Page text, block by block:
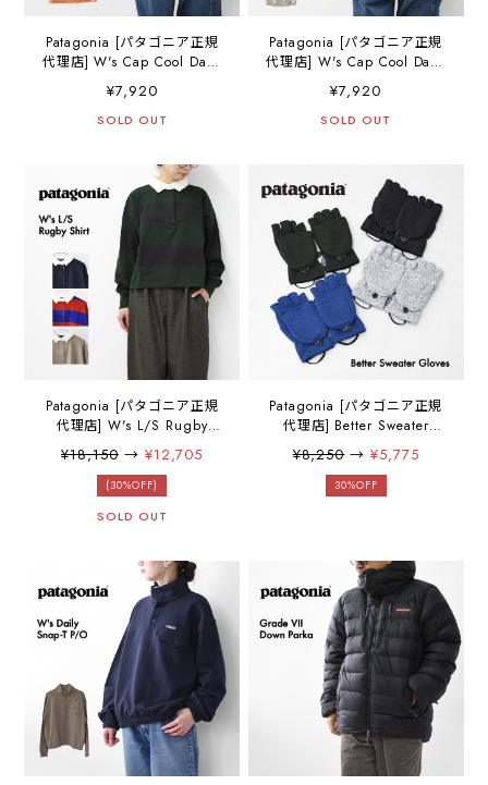
Patagonia [パタゴニア正規
代理店] W's Cap Cool Daily
Shirt - Mother Rays [45487]
ウィメンズ・キャプリー
ン・クール・デイリー・シ
半袖Tシャツ・LADY'S
[2026SS]
¥7,920
SOLD OUT
Patagonia [パタゴニア正規
代理店] W's Cap Cool Daily
Shirt - Boardshort Logo
[45489] ウィメンズ・キャ
プリーン・クール・デイリ
LADY'S [2026SS]
¥7,920
SOLD OUT
Patagonia [パタゴニア正規
代理店] W's L/S Rugby
Shirt [42395] ウィメンズ・
ロングスリーブ・ラグビ
ー・シャツ・LADY'S
¥18,150→ ¥12,705
(30%OFF)
SOLD OUT
Patagonia [パタゴニア正規
代理店] Better Sweater
Gloves [34674] ベター・セ
ーター・グローブ・MEN'S
/ LADY'S [2025AW]
¥8,250→¥5,775
30%OFF